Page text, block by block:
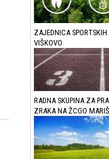
ZAJEDNICA SPORTSKIH
VIŠKOVO
RADNA SKUPINA ZA
ZRAKA NA ŽCGO